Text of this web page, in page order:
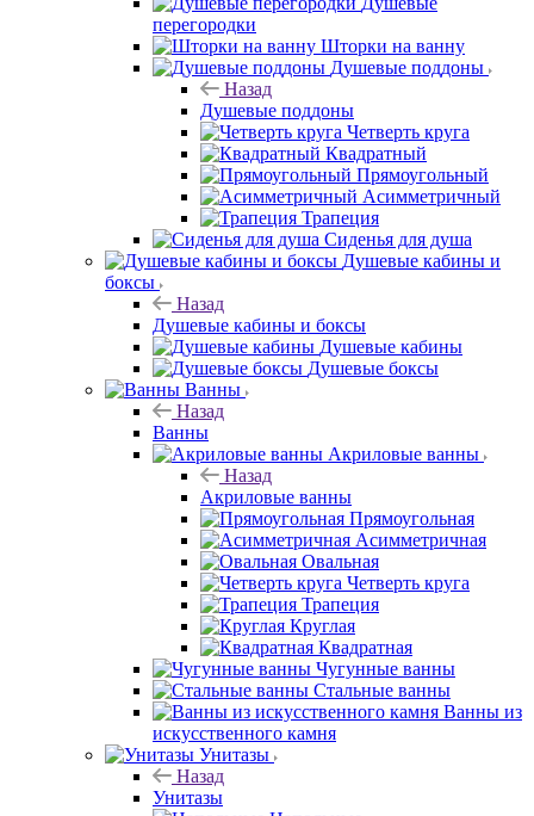
перегородки
Шторки на ванну
Душевые поддоны
Назад
Душевые поддоны
Четверть круга
Квадратный
Прямоугольный
Асимметричный
Трапеция
Сиденья для душа
Душевые кабины и
боксы
Назад
Душевые кабины и боксы
Душевые кабины
Душевые боксы
Ванны
Назад
Ванны
Акриловые ванны
Назад
Акриловые ванны
Прямоугольная
Асимметричная
Овальная
Четверть круга
Трапеция
Круглая
Квадратная
Чугунные ванны
Стальные ванны
Ванны из
искусственного камня
Унитазы
Назад
Унитазы